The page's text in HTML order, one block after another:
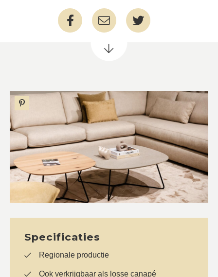
Specificaties
Regionale productie
Ook verkrijgbaar als losse canapé